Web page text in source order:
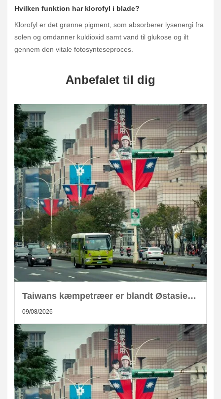
Hvilken funktion har klorofyl i blade?
Klorofyl er det grønne pigment, som absorberer lysenergi fra
solen og omdanner kuldioxid samt vand til glukose og ilt
gennem den vitale fotosynteseproces.
Anbefalet til dig
Taiwans kæmpetræer er blandt Østasiens største kulstoflagre
09/08/2026